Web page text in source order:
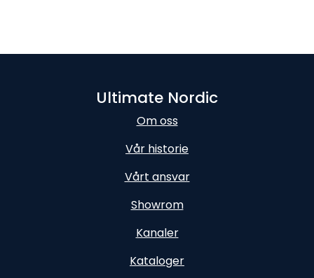
Ultimate Nordic
Om oss
Vår historie
Vårt ansvar
Showrom
Kanaler
Kataloger